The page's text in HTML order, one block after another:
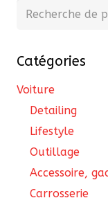
Recherche
Catégories
Voiture
Detailing
Lifestyle
Outillage
Accessoire,
Carrosserie